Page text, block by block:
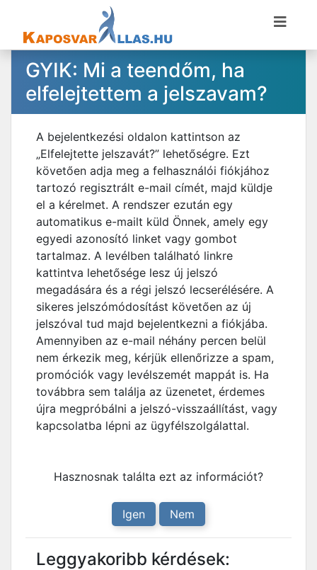
GYIK: Mi a teendőm, ha
elfelejtettem a jelszavam?
A bejelentkezési oldalon kattintson az
„Elfelejtette jelszavát?” lehetőségre. Ezt
követően adja meg a felhasználói fiókjához
tartozó regisztrált e-mail címét, majd küldje
el a kérelmet. A rendszer ezután egy
automatikus e-mailt küld Önnek, amely egy
egyedi azonosító linket vagy gombot
tartalmaz. A levélben található linkre
kattintva lehetősége lesz új jelszó
megadására és a régi jelszó lecserélésére. A
sikeres jelszómódosítást követően az új
jelszóval tud majd bejelentkezni a fiókjába.
Amennyiben az e-mail néhány percen belül
nem érkezik meg, kérjük ellenőrizze a spam,
promóciók vagy levélszemét mappát is. Ha
továbbra sem találja az üzenetet, érdemes
újra megpróbálni a jelszó-visszaállítást, vagy
kapcsolatba lépni az ügyfélszolgálattal.
Hasznosnak találta ezt az információt?
Igen Nem
Leggyakoribb kérdések: